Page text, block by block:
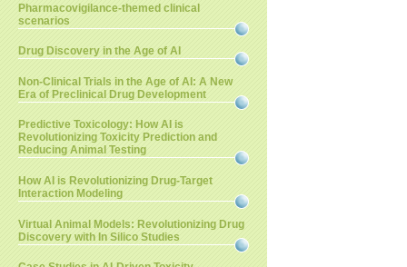
Pharmacovigilance-themed clinical
scenarios
Drug Discovery in the Age of AI
Non-Clinical Trials in the Age of AI: A New
Era of Preclinical Drug Development
Predictive Toxicology: How AI is
Revolutionizing Toxicity Prediction and
Reducing Animal Testing
How AI is Revolutionizing Drug-Target
Interaction Modeling
Virtual Animal Models: Revolutionizing Drug
Discovery with In Silico Studies